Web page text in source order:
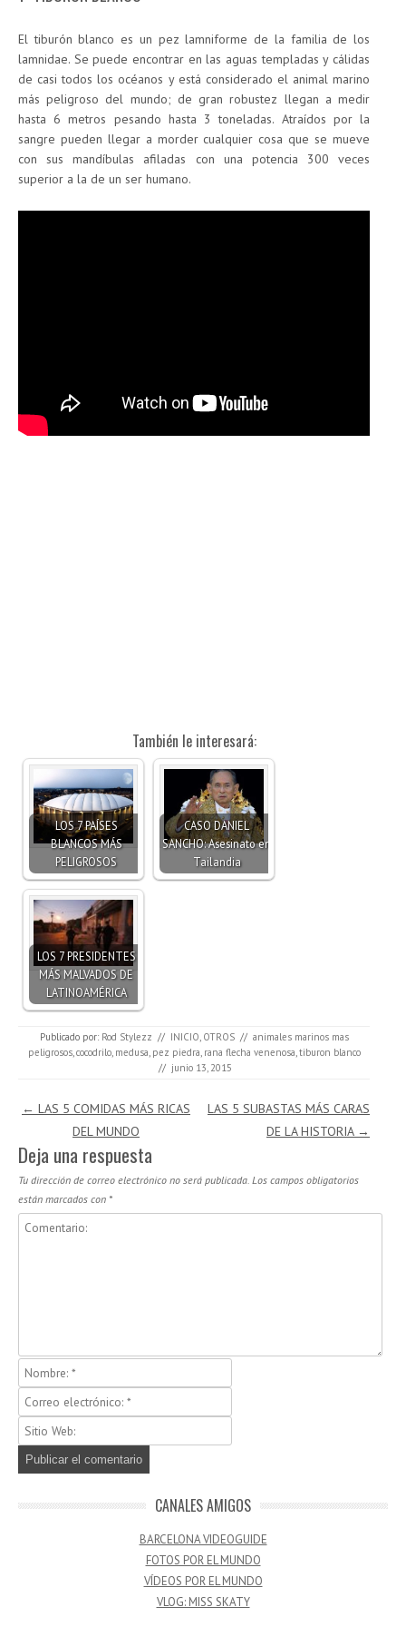
El tiburón blanco es un pez lamniforme de la familia de los
lamnidae. Se puede encontrar en las aguas templadas y cálidas
de casi todos los océanos y está considerado el animal marino
más peligroso del mundo; de gran robustez llegan a medir
hasta 6 metros pesando hasta 3 toneladas. Atraídos por la
sangre pueden llegar a morder cualquier cosa que se mueve
con sus mandíbulas afiladas con una potencia 300 veces
superior a la de un ser humano.
También le interesará:
LOS 7 PAÍSES
BLANCOS MÁS
PELIGROSOS
CASO DANIEL
SANCHO: Asesinato en
Tailandia
LOS 7 PRESIDENTES
MÁS MALVADOS DE
LATINOAMÉRICA
Publicado por: Rod Stylezz // INICIO OTROS // animales marinos mas
peligrosos, cocodrilo, medusa pez piedra rana flecha venenosa tiburon blanco
// junio 13, 2015
Navegación de entradas
← LAS 5 COMIDAS MÁS RICAS
DEL MUNDO
LAS 5 SUBASTAS MÁS CARAS
DE LA HISTORIA →
Deja una respuesta
Tu dirección de correo electrónico no será publicada. Los campos obligatorios
están marcados con *
CANALES AMIGOS
BARCELONA VIDEOGUIDE
FOTOS POR EL MUNDO
VÍDEOS POR EL MUNDO
VLOG: MISS SKATY